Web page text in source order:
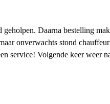
Daarna bestelling
onverwachts stond
service! Volgende keer weer